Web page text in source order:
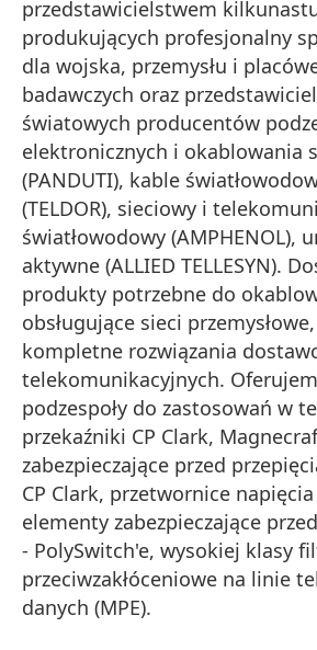
Kontakt
przedstawicielstwem
produkujących profesjonalny
dla wojska, przemysłu i
badawczych oraz
światowych producentów
elektronicznych i okablowania
(PANDUTI), kable
(TELDOR), sieciowy i
światłowodowy (AMPHENOL),
aktywne (ALLIED TELLESYN).
produkty potrzebne do
obsługujące sieci
kompletne rozwiązania
telekomunikacyjnych.
podzespoły do zastosowań w
przekaźniki CP Clark,
zabezpieczające przed
CP Clark, przetwornice napięcia
elementy zabezpieczające
- PolySwitch'e, wysokiej klasy
przeciwzakłóceniowe na linie
danych (MPE).